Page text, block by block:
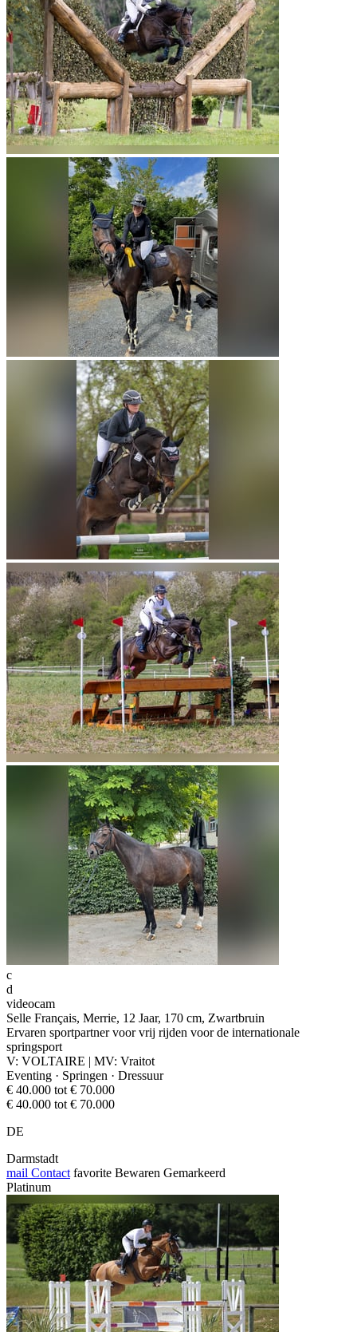
c
d
videocam
Selle Français, Merrie, 12 Jaar, 170 cm, Zwartbruin
Ervaren sportpartner voor vrij rijden voor de internationale
springsport
V: VOLTAIRE | MV: Vraitot
Eventing · Springen · Dressuur
€ 40.000 tot € 70.000
€ 40.000 tot € 70.000
DE
Darmstadt
mail Contact favorite Bewaren Gemarkeerd
Platinum